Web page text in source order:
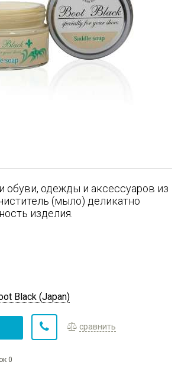
обуви, одежды и аксессуаров из
(мыло) деликатно
изделия.
Black (Japan)
сравнить
0